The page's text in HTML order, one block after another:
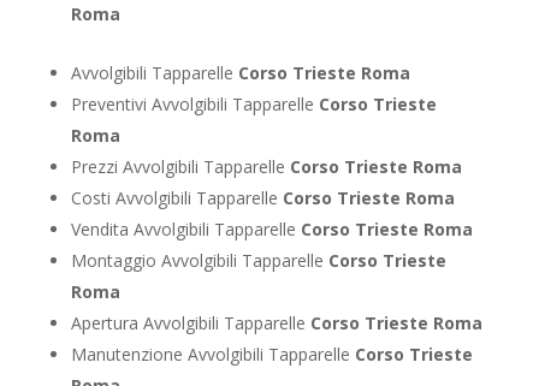
Roma
Avvolgibili Tapparelle Corso Trieste Roma
Preventivi Avvolgibili Tapparelle Corso Trieste
Roma
Prezzi Avvolgibili Tapparelle Corso Trieste Roma
Costi Avvolgibili Tapparelle Corso Trieste Roma
Vendita Avvolgibili Tapparelle Corso Trieste Roma
Montaggio Avvolgibili Tapparelle Corso Trieste
Roma
Apertura Avvolgibili Tapparelle Corso Trieste Roma
Manutenzione Avvolgibili Tapparelle Corso Trieste